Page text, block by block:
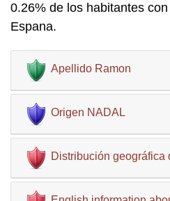
0.26% de los habitantes
Espana.
Apellido Ramon
Origen NADAL
Distribución